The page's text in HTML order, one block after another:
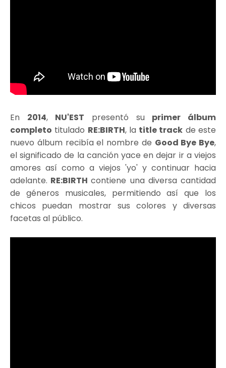
En 2014, NU'EST presentó su primer álbum
completo titulado RE:BIRTH, la title track de este
nuevo álbum recibía el nombre de Good Bye Bye,
el significado de la canción yace en dejar ir a viejos
amores así como a viejos 'yo' y continuar hacia
adelante. RE:BIRTHcontiene una diversa cantidad
de géneros musicales, permitiendo así que los
chicos puedan mostrar sus colores y diversas
facetas al público.